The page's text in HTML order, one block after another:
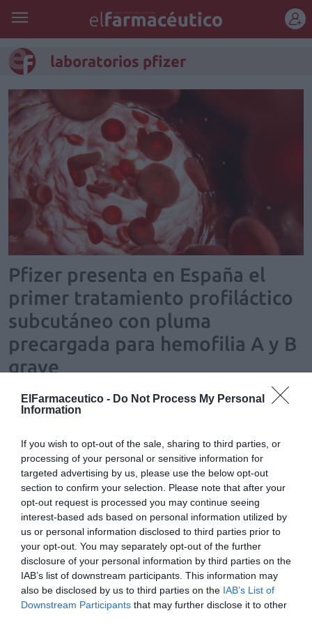
ElFarmaceutico - Do Not Process My Personal
Information
If you wish to opt-out of the sale, sharing to third parties, or
processing of your personal or sensitive information for
targeted advertising by us, please use the below opt-out
section to confirm your selection. Please note that after your
opt-out request is processed you may continue seeing
interest-based ads based on personal information utilized by
us or personal information disclosed to third parties prior to
your opt-out. You may separately opt-out of the further
disclosure of your personal information by third parties on the
IAB’s list of downstream participants. This information may
also be disclosed by us to third parties on the IAB’s List of
Downstream Participants that may further disclose it to other
laboratorios pfizer
Pfizer presenta en España el
primer tratamiento profiláctico
subcutáneo con pluma
precargada para hemofilia A y B
grave
Marstacimab (Hympavzi®) reduce significativamente los sangrados y
Alliance Healthcare y Pfizer combaten el tabaquismo de
la mano del farmacéutico
Noticias y novedades Redacción
17/05/2013
Más de 100 farmacéuticos se han formado en el curso «Abordaje del
tabaquismo en la Oficina de Farmacia ¡Es el momento de actuar!»,
organizado por Alliance Healthcare en colaboración con la compañía
biomédica Pfizer. Esta formación ha tenido como principal objetivo
ofrecer al profesional de la oficina de farmacia herramientas que le
sirvan de apoyo para aconsejar a los pacientes sobre cómo dejar de
fumar y saber de qué manera pueden hacer un seguimiento óptimo de
aquellas personas que abandonan el tabaco.
Pfizer modifica el diseño del embalaje de Viagra® para